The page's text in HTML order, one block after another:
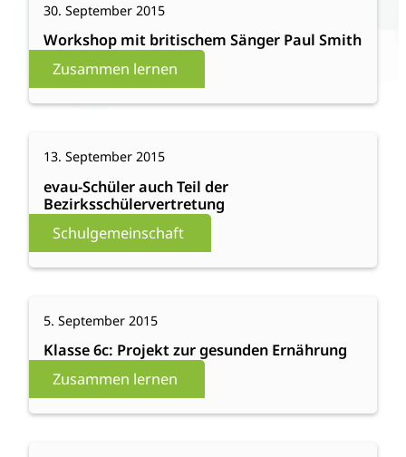
Zusammen lernen
30. September 2015
Workshop mit britischem Sänger Paul Smith
Workshop
mit
britischem
Sänger
Paul
Schulgemeinschaft
13. September 2015
evau-Schüler auch Teil der
Bezirksschülervertretung
evau-
Schüler
auch
Teil
der
Bezirksschülervertretung
Zusammen lernen
5. September 2015
Klasse 6c: Projekt zur gesunden Ernährung
Klasse
6c:
Projekt
zur
gesunden